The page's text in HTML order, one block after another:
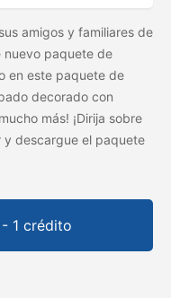
amigos y familiares de
nuevo paquete de
en este paquete de
decorado con
más! ¡Dirija sobre
descargue el paquete
1 crédito